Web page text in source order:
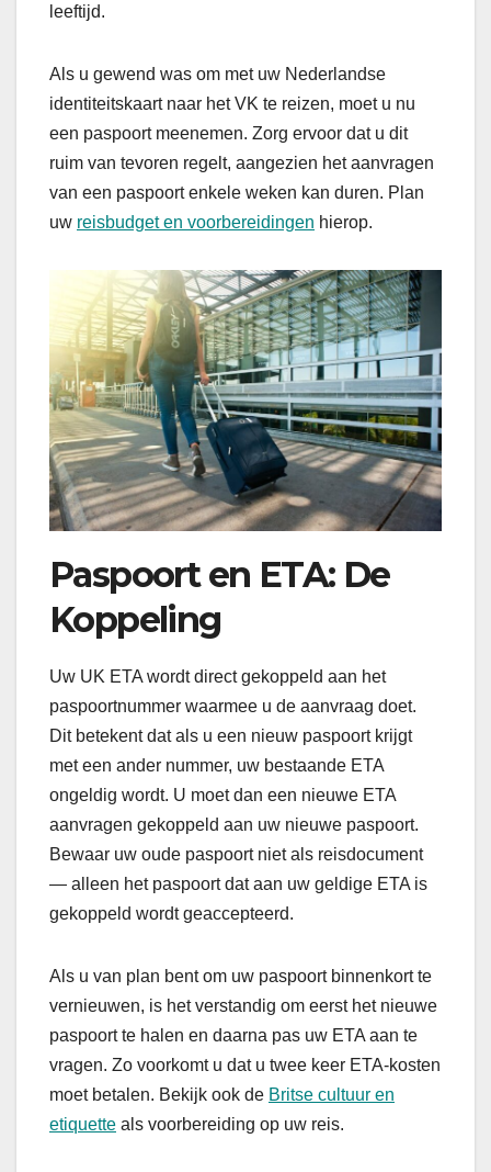
leeftijd.
Als u gewend was om met uw Nederlandse
identiteitskaart naar het VK te reizen, moet u nu
een paspoort meenemen. Zorg ervoor dat u dit
ruim van tevoren regelt, aangezien het aanvragen
van een paspoort enkele weken kan duren. Plan
uw reisbudget en voorbereidingen hierop.
Paspoort en ETA: De
Koppeling
Uw UK ETA wordt direct gekoppeld aan het
paspoortnummer waarmee u de aanvraag doet.
Dit betekent dat als u een nieuw paspoort krijgt
met een ander nummer, uw bestaande ETA
ongeldig wordt. U moet dan een nieuwe ETA
aanvragen gekoppeld aan uw nieuwe paspoort.
Bewaar uw oude paspoort niet als reisdocument
— alleen het paspoort dat aan uw geldige ETA is
gekoppeld wordt geaccepteerd.
Als u van plan bent om uw paspoort binnenkort te
vernieuwen, is het verstandig om eerst het nieuwe
paspoort te halen en daarna pas uw ETA aan te
vragen. Zo voorkomt u dat u twee keer ETA-kosten
moet betalen. Bekijk ook de Britse cultuur en
etiquette als voorbereiding op uw reis.